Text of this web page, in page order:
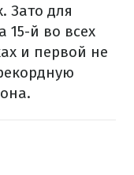
Зато для
15-й во всех
и первой не